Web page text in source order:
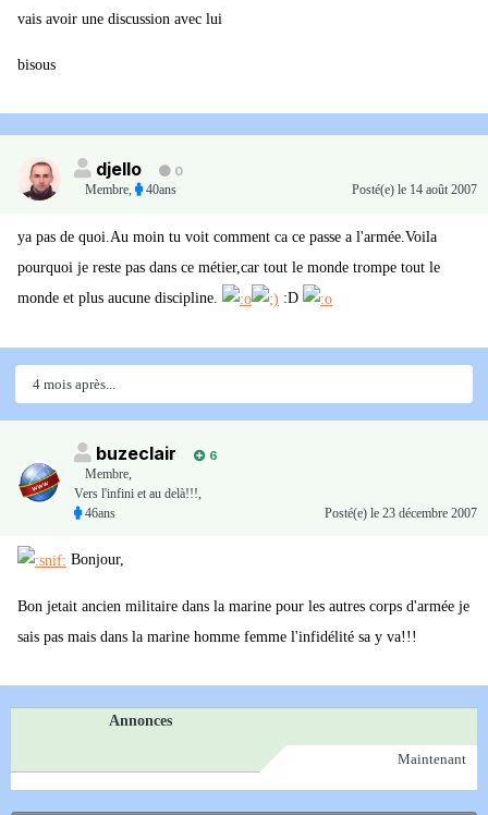
vais avoir une discussion avec lui
bisous
djello
0
Membre, 40ans Posté(e) le 14 août 2007
ya pas de quoi.Au moin tu voit comment ca ce passe a l'armée.Voila
pourquoi je reste pas dans ce métier,car tout le monde trompe tout le
monde et plus aucune discipline.
:D
4 mois après...
buzeclair
6
Membre,
Vers l'infini et au delà!!!,
46ans
Posté(e) le 23 décembre 2007
Bonjour,
Bon jetait ancien militaire dans la marine pour les autres corps d'armée je
sais pas mais dans la marine homme femme l'infidélité sa y va!!!
Annonces
Maintenant